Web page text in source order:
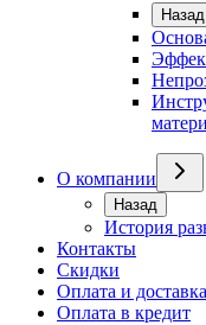
Назад
О компании
Назад
История
Контакты
Скидки
Оплата и доставка
Оплата в кредит